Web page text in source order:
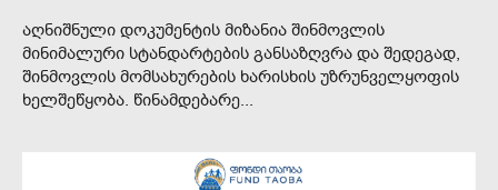
აღნიშნული დოკუმენტის მიზანია შინმოვლის
მინიმალური სტანდარტების განსაზღვრა და შედეგად,
შინმოვლის მომსახურების ხარისხის უზრუნველყოფის
ხელშეწყობა. წინამდებარე...